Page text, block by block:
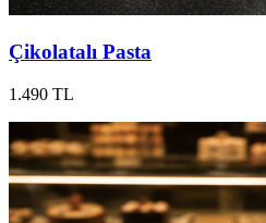
Çikolatalı Pasta
1.490 TL